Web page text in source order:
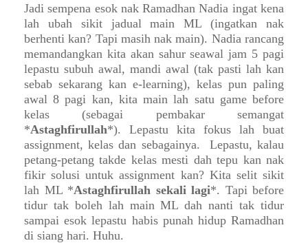
Jadi sempena esok nak Ramadhan Nadia ingat kena
lah ubah sikit jadual main ML (ingatkan nak
berhenti kan? Tapi masih nak main). Nadia rancang
memandangkan kita akan sahur seawal jam 5 pagi
lepastu subuh awal, mandi awal (tak pasti lah kan
sebab sekarang kan e-learning), kelas pun paling
awal 8 pagi kan, kita main lah satu game before
kelas (sebagai pembakar semangat
*Astaghfirullah*). Lepastu kita fokus lah buat
assignment, kelas dan sebagainya. Lepastu, kalau
petang-petang takde kelas mesti dah tepu kan nak
fikir solusi untuk assignment kan? Kita selit sikit
lah ML *Astaghfirullah sekali lagi*. Tapi before
tidur tak boleh lah main ML dah nanti tak tidur
sampai esok lepastu habis punah hidup Ramadhan
di siang hari. Huhu.